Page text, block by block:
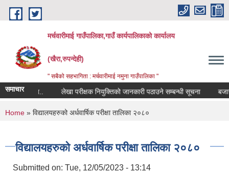
Skip to main content
मर्चवारीमाई गाउँपालिका,गाउँ कार्यपालिकाको कार्यालय
(खैरा,रुपन्देही)
" सबैको सहभागिता : मर्चवारीमाई नमुना गाउँपालिका "
समाचार
सूचना.. लेखा परीक्षक नियुक्तिको जानकारी पठाउने सम्बन्धी सूचना बजार
You are here
Home » विद्यालयहरुको अर्धवार्षिक परीक्षा तालिका २०८०
विद्यालयहरुको अर्धवार्षिक परीक्षा तालिका २०८०
Submitted on: Tue, 12/05/2023 - 13:14